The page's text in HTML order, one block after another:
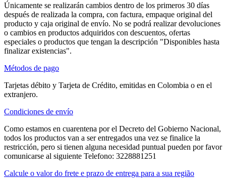
Únicamente se realizarán cambios dentro de los primeros 30 días
después de realizada la compra, con factura, empaque original del
producto y caja original de envío. No se podrá realizar devoluciones
o cambios en productos adquiridos con descuentos, ofertas
especiales o productos que tengan la descripción "Disponibles hasta
finalizar existencias".
Métodos de pago
Tarjetas débito y Tarjeta de Crédito, emitidas en Colombia o en el
extranjero.
Condiciones de envío
Como estamos en cuarentena por el Decreto del Gobierno Nacional,
todos los productos van a ser entregados una vez se finalice la
restricción, pero si tienen alguna necesidad puntual pueden por favor
comunicarse al siguiente Telefono: 3228881251
Calcule o valor do frete e prazo de entrega para a sua região